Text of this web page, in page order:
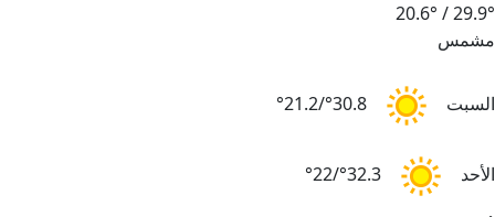
29.9°
/
20.6°
مشمس
السبت 30.8°/21.2°
الأحد 32.3°/22°